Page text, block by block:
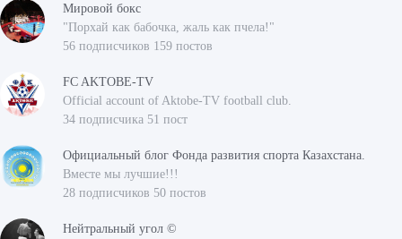
Мировой бокс
"Порхай как бабочка, жаль как пчела!"
56 подписчиков 159 постов
FC AKTOBE-TV
Official account of Aktobe-TV football club.
34 подписчика 51 пост
Официальный блог Фонда развития спорта Казахстана.
Вместе мы лучшие!!!
28 подписчиков 50 постов
Нейтральный угол ©